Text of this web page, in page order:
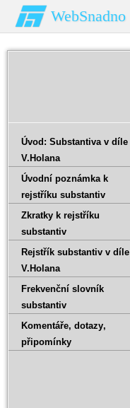
WebSnadno
Úvod: Substantiva v díle
V.Holana
Úvodní poznámka k
rejstříku substantiv
Zkratky k rejstříku
substantiv
Rejstřík substantiv v díle
V.Holana
Frekvenční slovník
substantiv
Komentáře‚ dotazy‚
připomínky